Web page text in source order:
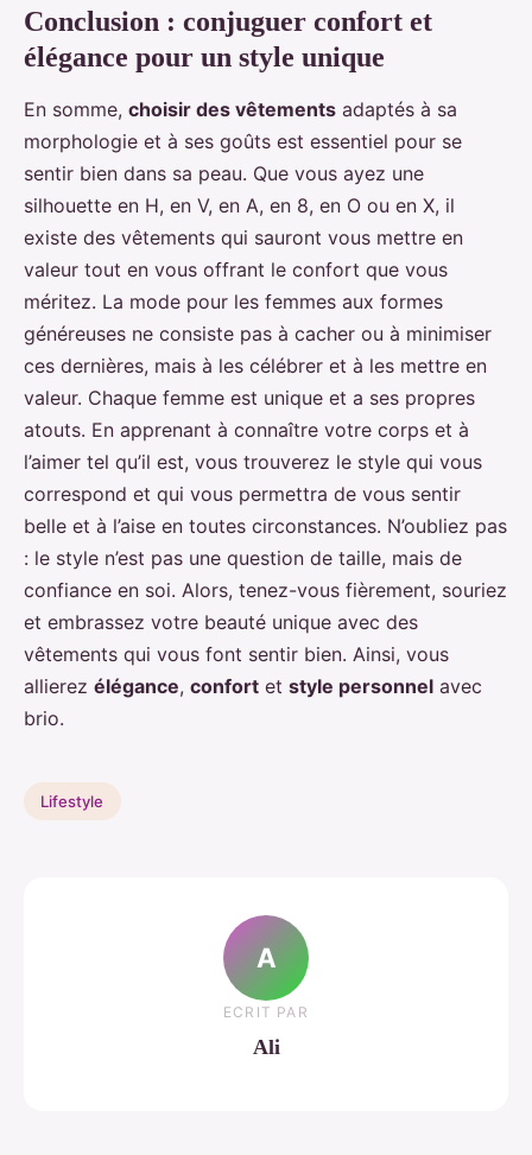
Conclusion : conjuguer confort et
élégance pour un style unique
En somme, choisir des vêtements adaptés à sa
morphologie et à ses goûts est essentiel pour se
sentir bien dans sa peau. Que vous ayez une
silhouette en H, en V, en A, en 8, en O ou en X, il
existe des vêtements qui sauront vous mettre en
valeur tout en vous offrant le confort que vous
méritez. La mode pour les femmes aux formes
généreuses ne consiste pas à cacher ou à minimiser
ces dernières, mais à les célébrer et à les mettre en
valeur. Chaque femme est unique et a ses propres
atouts. En apprenant à connaître votre corps et à
l’aimer tel qu’il est, vous trouverez le style qui vous
correspond et qui vous permettra de vous sentir
belle et à l’aise en toutes circonstances. N’oubliez pas
: le style n’est pas une question de taille, mais de
confiance en soi. Alors, tenez-vous fièrement, souriez
et embrassez votre beauté unique avec des
vêtements qui vous font sentir bien. Ainsi, vous
allierez élégance, confort et style personnel avec
brio.
Lifestyle
A
ECRIT PAR
Ali